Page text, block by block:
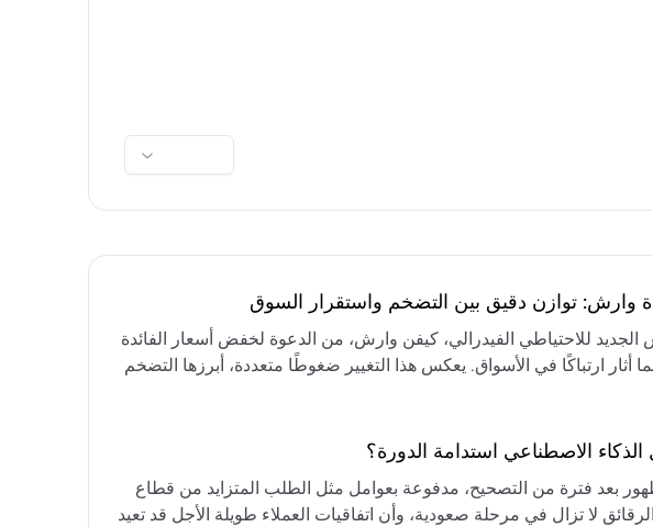
وارش: توازن دقيق بين التضخم واستقرار السوق
الجديد للاحتياطي الفيدرالي، كيفن وارش، من الدعوة لخفض أسعار الفائدة
أثار ارتباكًا في الأسواق. يعكس هذا التغيير ضغوطًا متعددة، أبرزها التضخم
الجيوسياسية في الشرق الأوسط، التي تقيد خيارات خفض الفائدة أو خفض
استقرار السوق.
الاصطناعي استدامة الدورة؟
بعد فترة من التصحيح، مدفوعة بعوامل مثل الطلب المتزايد من قطاع
لا تزال في مرحلة صعودية، وأن اتفاقيات العملاء طويلة الأجل قد تعيد